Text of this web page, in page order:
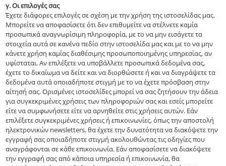
γ. Οι επιλογές σας
Έχετε διάφορες επιλογές σε σχέση με την χρήση της ιστοσελίδας μας.
Μπορείτε να αποφασίσετε ότι δεν επιθυμείτε να στέλνετε καμία
προσωπικά αναγνωρίσιμη πληροφορία, με το να μην εισάγετε τα
στοιχεία αυτά σε κανένα πεδίο στην ιστοσελίδα μας και με το να μην
κάνετε χρήση καμίας διαθέσιμης προσωποποιημένης υπηρεσίας, αν
υφίσταται. Αν επιλέξετε να υποβάλλετε προσωπικά δεδομένα σας,
έχετε το δικαίωμα να δείτε και να διορθώσετε ή και να διαγράψετε τα
δεδομένα αυτά οποιαδήποτε στιγμή με το να έχετε πρόσβαση στην
αίτησή σας. Ορισμένες ιστοσελίδες μπορεί να σας ζητήσουν την άδεια
για συγκεκριμένες χρήσεις των πληροφοριών σας και εσείς μπορείτε
είτε να συμφωνήσετε είτε να αρνηθείτε στις χρήσεις αυτών. Εάν
επιλέξετε συγκεκριμένες χρήσεις ή επικοινωνίες, όπως την αποστολή
ηλεκτρονικών newsletters, θα έχετε την δυνατότητα να διακόψετε την
εγγραφή σας οποιαδήποτε στιγμή ακολουθώντας τις οδηγίες που
αναγράφονται σε κάθε επικοινωνία. Εάν αποφασίσετε να διακόψετε
την εγγραφή σας από κάποια υπηρεσία ή επικοινωνία, θα